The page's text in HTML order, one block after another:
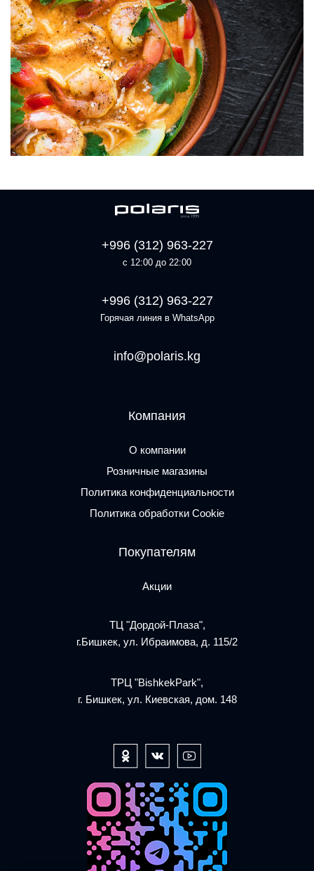
+996 (312) 963-227
с 12:00 до 22:00
+996 (312) 963-227
Горячая линия в WhatsApp
info@polaris.kg
Компания
О компании
Розничные магазины
Политика конфиденциальности
Политика обработки Cookie
Покупателям
Акции
ТЦ "Дордой-Плаза",
г.Бишкек, ул. Ибраимова, д. 115/2
ТРЦ "BishkekPark",
г. Бишкек, ул. Киевская, дом. 148